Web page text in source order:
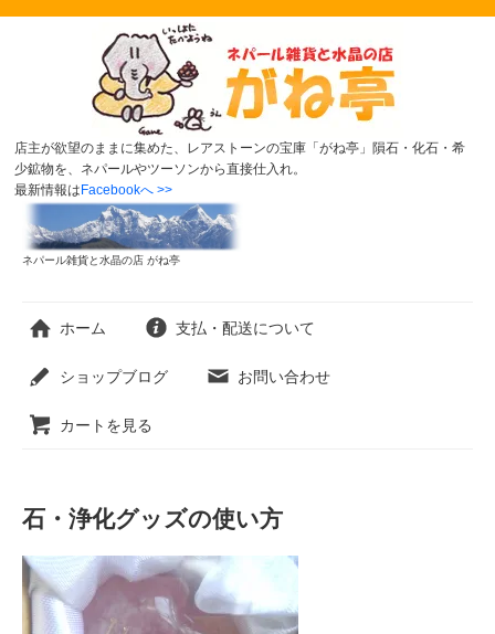
店主が欲望のままに集めた、レアストーンの宝庫「がね亭」隕石・化石・希
少鉱物を、ネパールやツーソンから直接仕入れ。
最新情報は Facebookへ >>
ネパール雑貨と水晶の店 がね亭
ホーム 支払・配送について
ショップブログ お問い合わせ
カートを見る
石・浄化グッズの使い方